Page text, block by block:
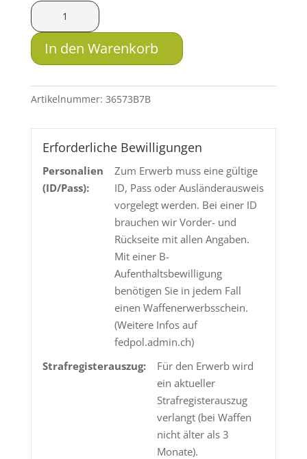
LFB
Solid
.416
Rem.
SM
26.6g
Menge
In den Warenkorb
Artikelnummer: 36573B7B
Erforderliche Bewilligungen
Personalien
(ID/Pass):
Zum Erwerb muss eine gültige
ID, Pass oder Ausländerausweis
vorgelegt werden. Bei einer ID
brauchen wir Vorder- und
Rückseite mit allen Angaben.
Mit einer B-
Aufenthaltsbewilligung
benötigen Sie in jedem Fall
einen Waffenerwerbsschein.
(Weitere Infos auf
fedpol.admin.ch)
Strafregisterauszug:
Für den Erwerb wird
ein aktueller
Strafregisterauszug
verlangt (bei Waffen
nicht älter als 3
Monate).